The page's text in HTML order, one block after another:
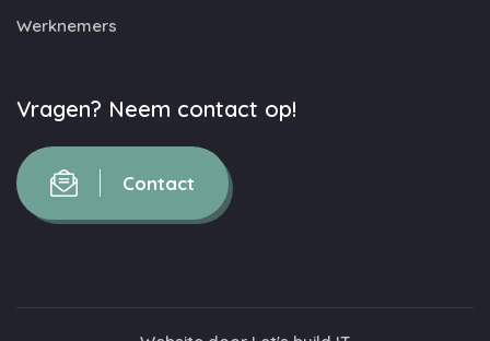
Werknemers
Vragen? Neem contact op!
Contact